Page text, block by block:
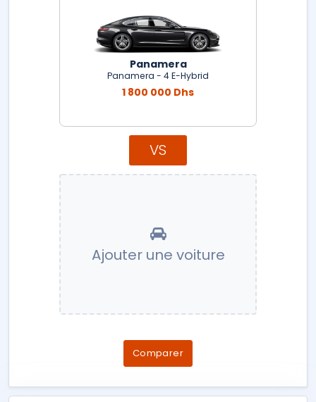
Panamera
Panamera - 4 E-Hybrid
1 800 000 Dhs
VS
Ajouter une voiture
Comparer